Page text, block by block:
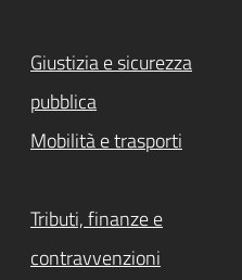
Giustizia e sicurezza
pubblica
Mobilità e trasporti
Tributi, finanze e
contravvenzioni